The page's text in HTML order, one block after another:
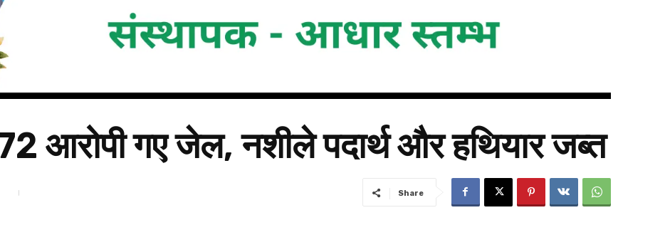
आरोपी गए जेल, नशीले पदार्थ और हथियार जब्त
Share